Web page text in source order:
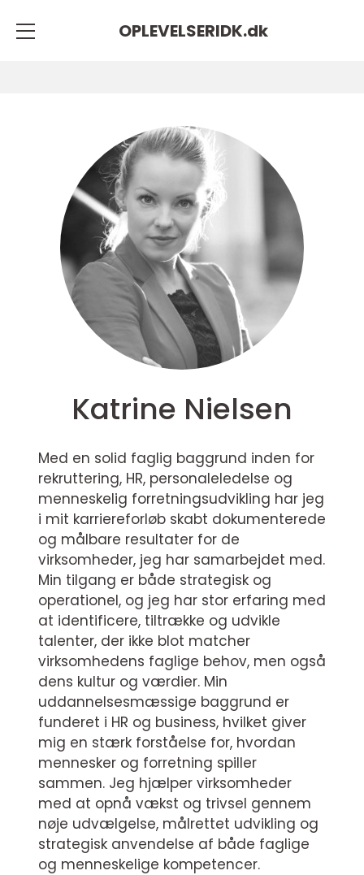
OPLEVELSERIDK.dk
Katrine Nielsen
Med en solid faglig baggrund inden for
rekruttering, HR, personaleledelse og
menneskelig forretningsudvikling har jeg
i mit karriereforløb skabt dokumenterede
og målbare resultater for de
virksomheder, jeg har samarbejdet med.
Min tilgang er både strategisk og
operationel, og jeg har stor erfaring med
at identificere, tiltrække og udvikle
talenter, der ikke blot matcher
virksomhedens faglige behov, men også
dens kultur og værdier. Min
uddannelsesmæssige baggrund er
funderet i HR og business, hvilket giver
mig en stærk forståelse for, hvordan
mennesker og forretning spiller
sammen. Jeg hjælper virksomheder
med at opnå vækst og trivsel gennem
nøje udvælgelse, målrettet udvikling og
strategisk anvendelse af både faglige
og menneskelige kompetencer.